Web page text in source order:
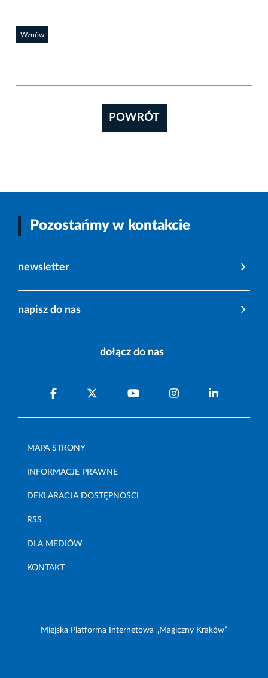
Wznów
POWRÓT
Pozostańmy w kontakcie
newsletter
napisz do nas
dołącz do nas
MAPA STRONY
INFORMACJE PRAWNE
DEKLARACJA DOSTĘPNOŚCI
RSS
DLA MEDIÓW
KONTAKT
Miejska Platforma Internetowa „Magiczny Kraków”